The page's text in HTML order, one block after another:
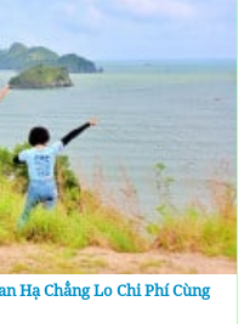
Hạ Chẳng Lo Chi Phí Cùng